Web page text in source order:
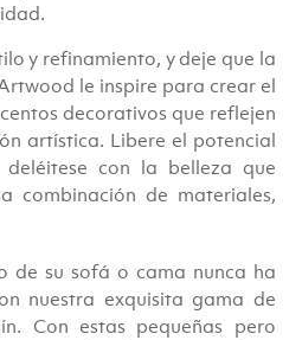
y refinamiento, y deje que la
le inspire para crear el
decorativos que reflejen
artística. Libere el potencial
con la belleza que
combinación de materiales,
de su sofá o cama nunca ha
nuestra exquisita gama de
Con estas pequeñas pero